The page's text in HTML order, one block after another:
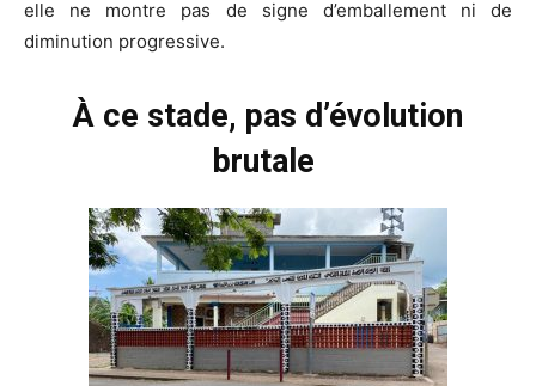
elle ne montre pas de signe d’emballement ni de
diminution progressive.
À ce stade, pas d’évolution
brutale